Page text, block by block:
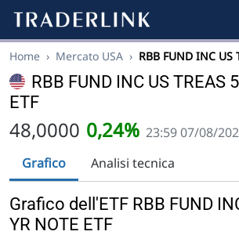
Home › Mercato USA › RBB FUND INC US
RBB FUND INC US TREAS
ETF
48,0000 0,24% 23:59 07/08/
Grafico
Analisi tecnica
Grafico dell'ETF RBB FUND
YR NOTE ETF